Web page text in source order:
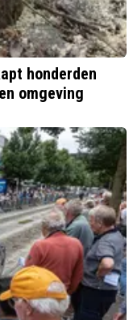
honderden
omgeving